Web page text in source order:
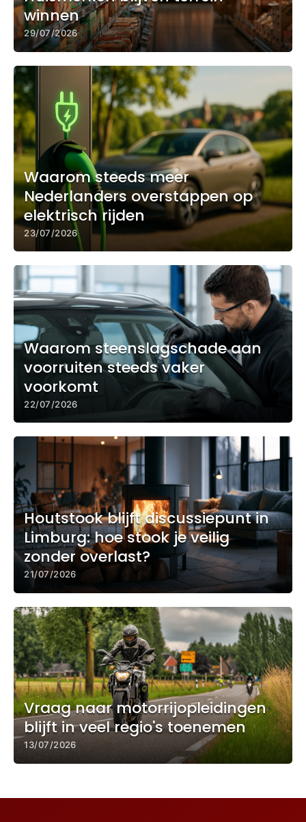
winnen
29/07/2026
Waarom steeds meer
Nederlanders overstappen op
elektrisch rijden
23/07/2026
Waarom steenslagschade aan
voorruiten steeds vaker
voorkomt
22/07/2026
Houtstook blijft discussiepunt in
Limburg: hoe stook je veilig
zonder overlast?
21/07/2026
Vraag naar motorrijopleidingen
blijft in veel regio's toenemen
13/07/2026